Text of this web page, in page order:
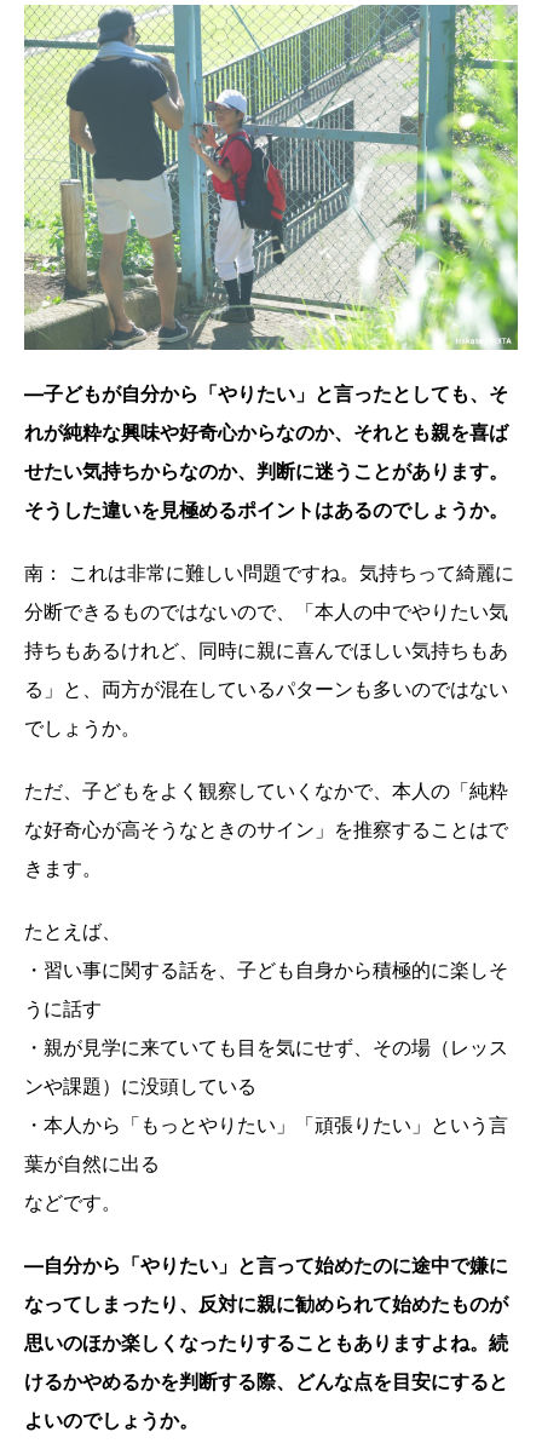
―子どもが自分から「やりたい」と言ったとしても、そ
れが純粋な興味や好奇心からなのか、それとも親を喜ば
せたい気持ちからなのか、判断に迷うことがあります。
そうした違いを見極めるポイントはあるのでしょうか。
南： これは非常に難しい問題ですね。気持ちって綺麗に
分断できるものではないので、「本人の中でやりたい気
持ちもあるけれど、同時に親に喜んでほしい気持ちもあ
る」と、両方が混在しているパターンも多いのではない
でしょうか。
ただ、子どもをよく観察していくなかで、本人の「純粋
な好奇心が高そうなときのサイン」を推察することはで
きます。
たとえば、
・習い事に関する話を、子ども自身から積極的に楽しそ
うに話す
・親が見学に来ていても目を気にせず、その場（レッス
ンや課題）に没頭している
・本人から「もっとやりたい」「頑張りたい」という言
葉が自然に出る
などです。
―自分から「やりたい」と言って始めたのに途中で嫌に
なってしまったり、反対に親に勧められて始めたものが
思いのほか楽しくなったりすることもありますよね。続
けるかやめるかを判断する際、どんな点を目安にすると
よいのでしょうか。